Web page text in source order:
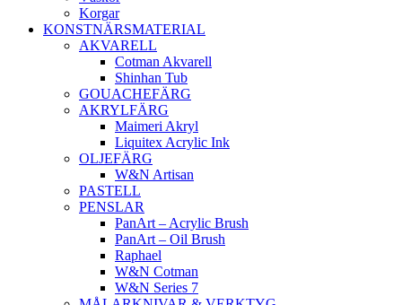
Korgar
KONSTNÄRSMATERIAL
AKVARELL
Cotman Akvarell
Shinhan Tub
GOUACHEFÄRG
AKRYLFÄRG
Maimeri Akryl
Liquitex Acrylic Ink
OLJEFÄRG
W&N Artisan
PASTELL
PENSLAR
PanArt – Acrylic Brush
PanArt – Oil Brush
Raphael
W&N Cotman
W&N Series 7